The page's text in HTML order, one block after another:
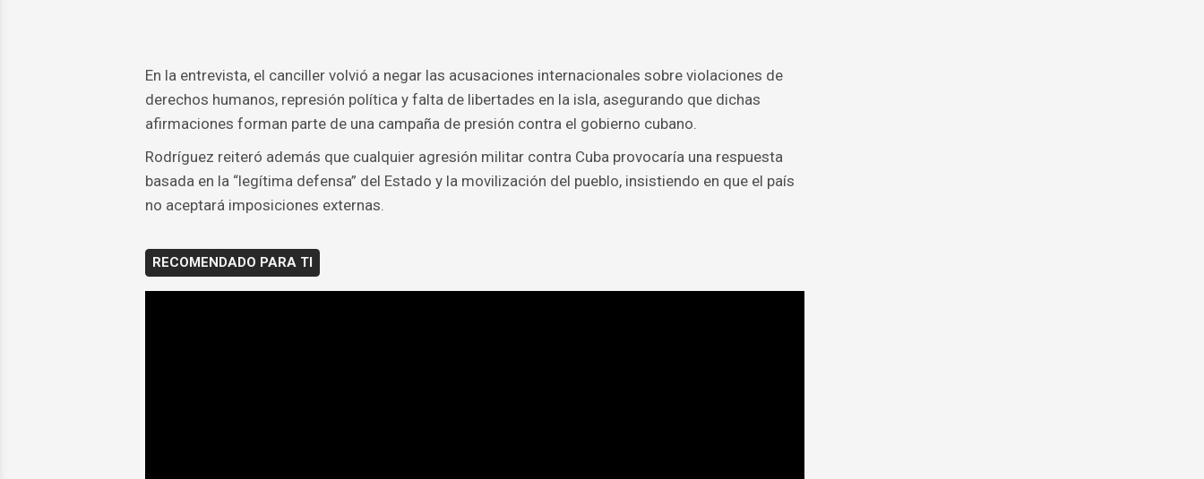
En la entrevista, el canciller volvió a negar las acusaciones internacionales sobre violaciones de
derechos humanos, represión política y falta de libertades en la isla, asegurando que dichas
afirmaciones forman parte de una campaña de presión contra el gobierno cubano.
Rodríguez reiteró además que cualquier agresión militar contra Cuba provocaría una respuesta
basada en la “legítima defensa” del Estado y la movilización del pueblo, insistiendo en que el país
no aceptará imposiciones externas.
RECOMENDADO PARA TI